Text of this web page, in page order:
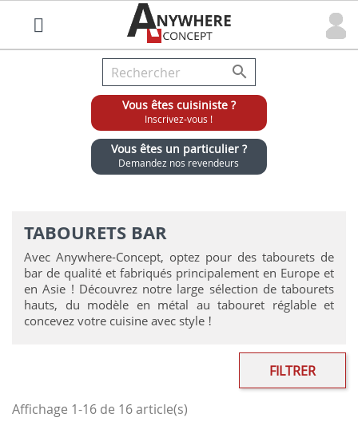

Vous êtes cuisiniste ?
Inscrivez-vous !
Vous êtes un particulier ?
Demandez nos revendeurs
TABOURETS BAR
Avec Anywhere-Concept, optez pour des tabourets de
bar de qualité et fabriqués principalement en Europe et
en Asie ! Découvrez notre large sélection de tabourets
hauts, du modèle en métal au tabouret réglable et
concevez votre cuisine avec style !
FILTRER
Affichage 1-16 de 16 article(s)